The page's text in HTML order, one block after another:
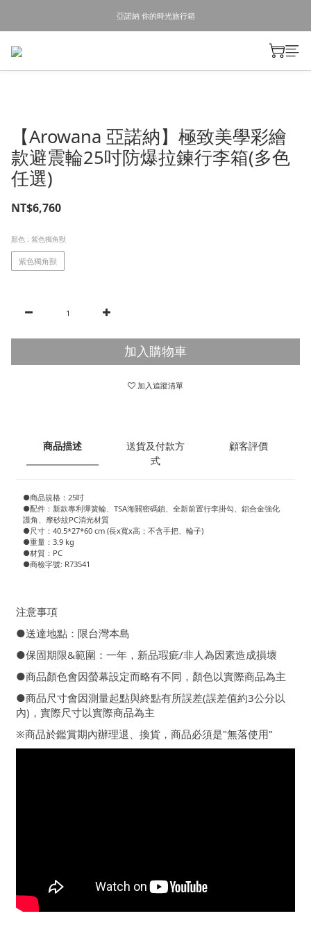
亞諾納 你的時光旅行箱
【Arowana 亞諾納】極致美學彩繪
款避震輪25吋防爆拉鍊行李箱(多色
任選)
NT$6,760
顏色 : 紫色獨角獸
紫色獨角獸
加入購物車
加入追蹤清單
商品描述
送貨及付款方
式
顧客評價
●商品規格：25吋
●配件：新款專利彈簧輪、TSA海關密碼鎖、全新前置行李掛勾、鋁合金強化
護角、摩砂紋PC消光材質
●尺寸：40.5*27*60 cm (長x寬x高；不含手把、輪子)
●重量：3.9 kg
●材質：PC
●商檢字號: R73541
注意事項
●送達地點：限台灣本島
●保固期限&範圍：一年，新品瑕疵/非人為因素造成損壞
●商品顏色會因螢幕設定而略有不同，顏色以實際商品為主
●商品尺寸會因測量起點與終點有所誤差(誤差值約3公分以
內)，實際尺寸以實際商品為主
※商品於鑑賞期內辦理退、換貨，商品必須是"無落使用"